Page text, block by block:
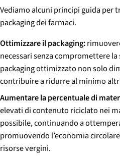
Vediamo alcuni principi guida per
packaging dei farmaci.
Ottimizzare il packaging:
necessari senza compromettere
packaging ottimizzato non solo
contribuire a ridurre al minimo
Aumentare la percentuale di
elevati di contenuto riciclato nei
possibile, continuando a
promuovendo l’economia
risorse vergini.